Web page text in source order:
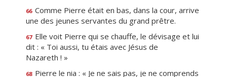
66 Comme Pierre était en bas, dans la cour, arrive
une des jeunes servantes du grand prêtre.
67 Elle voit Pierre qui se chauffe, le dévisage et lui
dit : « Toi aussi, tu étais avec Jésus de
Nazareth ! »
68 Pierre le nia : « Je ne sais pas, je ne comprends